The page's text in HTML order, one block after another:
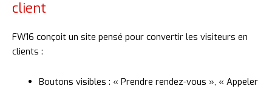
client
FW16 conçoit un site pensé pour convertir les visiteurs en
clients :
Boutons visibles : « Prendre rendez-vous », « Appeler